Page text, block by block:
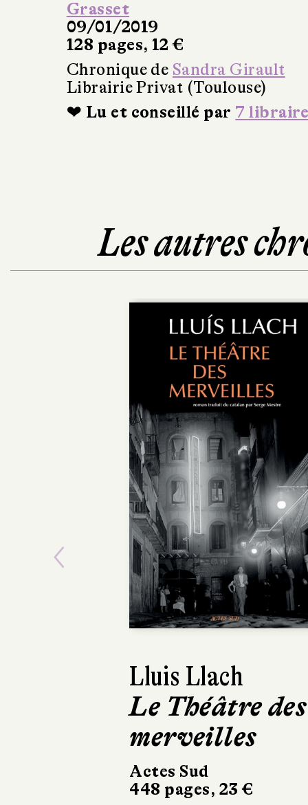
Grasset
09/01/2019
128 pages, 12 €
Chronique de Sandra Girault
Librairie Privat (Toulouse)
❤ Lu et conseillé par 7
Les autres
Lluis Llach
Le Théâtre des
merveilles
Actes Sud
448 pages, 23 €
Rick Bass
Sur la route
en cuisine
Christian Bourgois
éditeur
Previous